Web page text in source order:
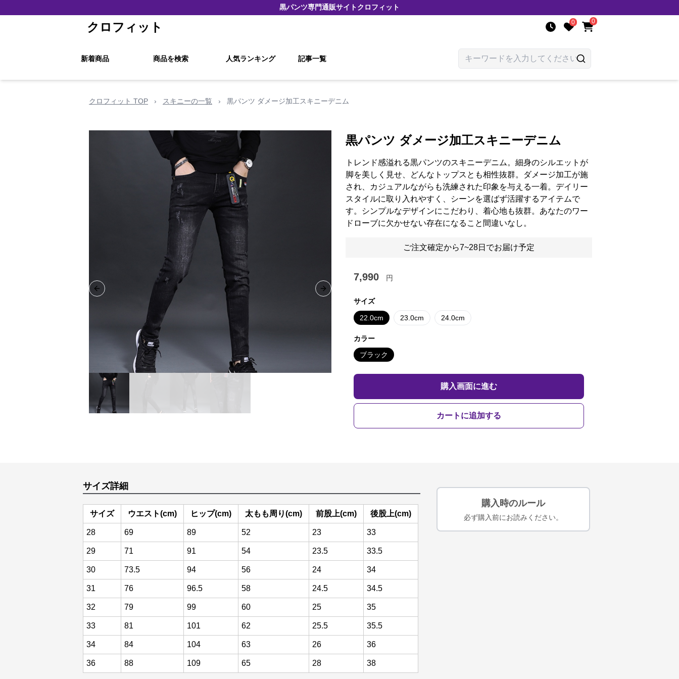
黒パンツ専門通販サイトクロフィット
クロフィット 0 0
新着商品 商品を検索 人気ランキング 記事一覧
クロフィット TOP › スキニーの一覧 › 黒パンツ ダメージ加工スキニーデニム
Previous slide Next slide
黒パンツ ダメージ加工スキニーデニム
トレンド感溢れる黒パンツのスキニーデニム。細身のシルエットが
脚を美しく見せ、どんなトップスとも相性抜群。ダメージ加工が施
され、カジュアルながらも洗練された印象を与える一着。デイリー
スタイルに取り入れやすく、シーンを選ばず活躍するアイテムで
す。シンプルなデザインにこだわり、着心地も抜群。あなたのワー
ドローブに欠かせない存在になること間違いなし。
ご注文確定から7~28日でお届け予定
7,990 円
サイズ
22.0cm 23.0cm 24.0cm
カラー
ブラック
購入画面に進む
カートに追加する
サイズ詳細
サイズ ウエスト(cm) ヒップ(cm) 太もも周り(cm) 前股上(cm) 後股上(cm)
28 69 89 52 23 33
29 71 91 54 23.5 33.5
30 73.5 94 56 24 34
31 76 96.5 58 24.5 34.5
32 79 99 60 25 35
33 81 101 62 25.5 35.5
34 84 104 63 26 36
36 88 109 65 28 38
購入時のルール
必ず購入前にお読みください。